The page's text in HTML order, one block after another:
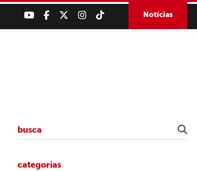
Notícias
categorias